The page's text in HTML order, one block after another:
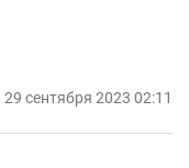
29 сентября 2023 02:11